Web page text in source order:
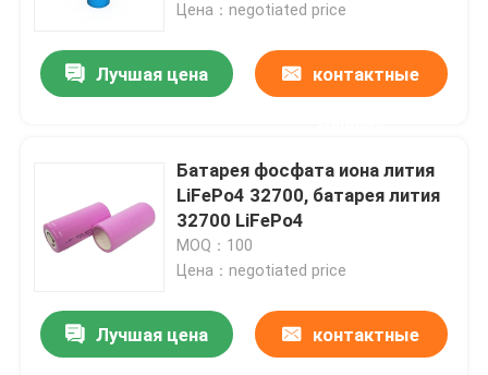
Цена：negotiated price
Лучшая цена контактные
Батарея фосфата иона лития
LiFePo4 32700, батарея лития
32700 LiFePo4
MOQ：100
Цена：negotiated price
Лучшая цена контактные